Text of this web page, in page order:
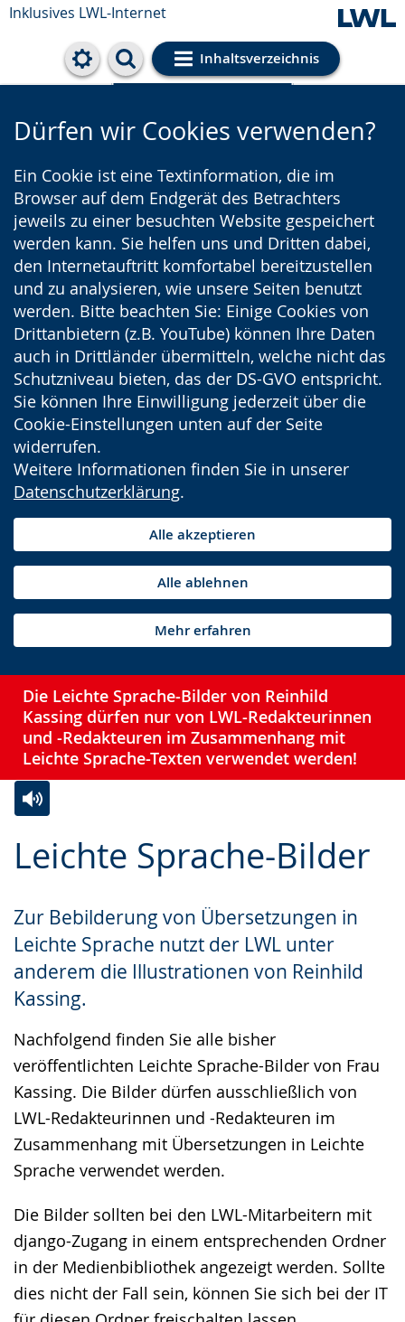
Inklusives LWL-Internet
Inhaltsverzeichnis
Cookie-Einstellungen
Dürfen wir Cookies verwenden?
Ein Cookie ist eine Textinformation, die im
Browser auf dem Endgerät des Betrachters
jeweils zu einer besuchten Website gespeichert
werden kann. Sie helfen uns und Dritten dabei,
den Internetauftritt komfortabel bereitzustellen
und zu analysieren, wie unsere Seiten benutzt
werden. Bitte beachten Sie: Einige Cookies von
Drittanbietern (z.B. YouTube) können Ihre Daten
auch in Drittländer übermitteln, welche nicht das
Schutzniveau bieten, das der DS-GVO entspricht.
Sie können Ihre Einwilligung jederzeit über die
Cookie-Einstellungen unten auf der Seite
widerrufen.
Weitere Informationen finden Sie in unserer
Datenschutzerklärung.
Alle akzeptieren
Alle ablehnen
Mehr erfahren
Die Leichte Sprache-Bilder von Reinhild
Kassing dürfen nur von LWL-Redakteurinnen
und -Redakteuren im Zusammenhang mit
Leichte Sprache-Texten verwendet werden!
Leichte Sprache-Bilder
Zur Bebilderung von Übersetzungen in
Leichte Sprache nutzt der LWL unter
anderem die Illustrationen von Reinhild
Kassing.
Nachfolgend finden Sie alle bisher
veröffentlichten Leichte Sprache-Bilder von Frau
Kassing. Die Bilder dürfen ausschließlich von
LWL-Redakteurinnen und -Redakteuren im
Zusammenhang mit Übersetzungen in Leichte
Sprache verwendet werden.
Die Bilder sollten bei den LWL-Mitarbeitern mit
django-Zugang in einem entsprechenden Ordner
in der Medienbibliothek angezeigt werden. Sollte
dies nicht der Fall sein, können Sie sich bei der IT
Leichten
wechseln.
Audio-
Video
Deutscher
Gebärdensprache
wird
angezeigt.